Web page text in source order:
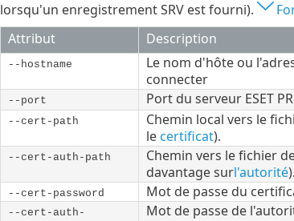
lorsqu'un enregistrement SRV est fourni).
Attribut
Description
--hostname
Le nom d'hôte ou
connecter
--port Port du serveur ESET
--cert-path
Chemin local vers le
lecertificat).
--cert-auth-path
Chemin vers le fichier
davantage surl'autorité).
--cert-password Mot de passe du
--cert-auth-
Mot de passe de